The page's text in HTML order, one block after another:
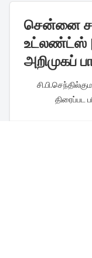
சென்னை
உட்லண்ட்ஸ் |
அறிமுகப்
திரைப்பட